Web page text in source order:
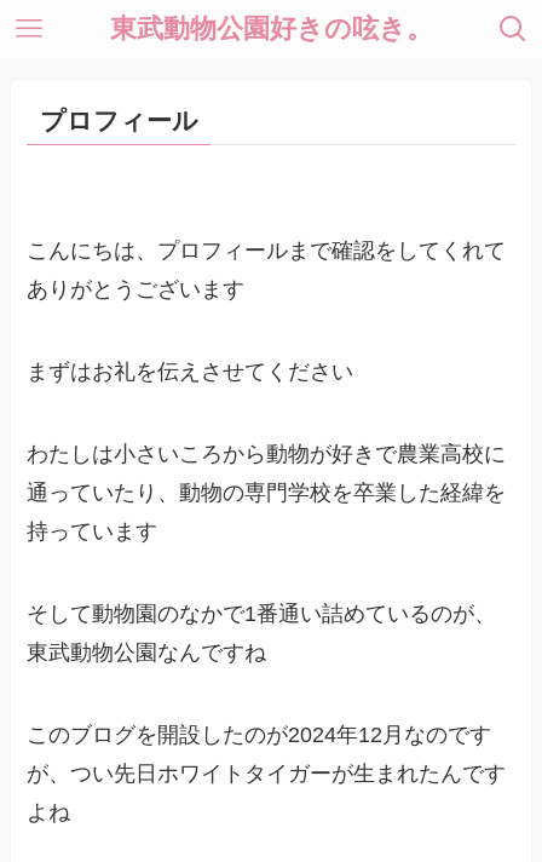
東武動物公園好きの呟き。
プロフィール
こんにちは、プロフィールまで確認をしてくれて
ありがとうございます
まずはお礼を伝えさせてください
わたしは小さいころから動物が好きで農業高校に
通っていたり、動物の専門学校を卒業した経緯を
持っています
そして動物園のなかで1番通い詰めているのが、
東武動物公園なんですね
このブログを開設したのが2024年12月なのです
が、つい先日ホワイトタイガーが生まれたんです
よね